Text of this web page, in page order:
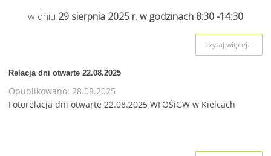
w dniu 29 sierpnia 2025 r. w godzinach 8:30 -14:30
czytaj więcej...
Relacja dni otwarte 22.08.2025
Opublikowano: 28.08.2025
Fotorelacja dni otwarte 22.08.2025WFOŚiGW w Kielcach